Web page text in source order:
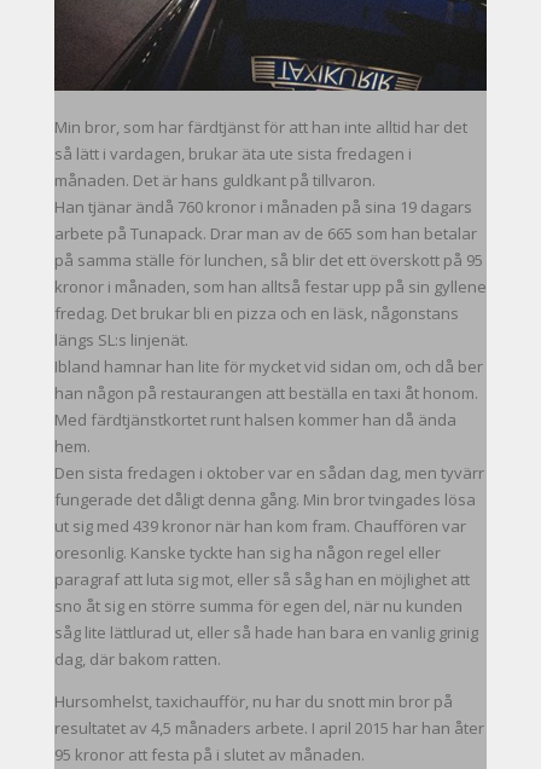
Min bror, som har färdtjänst för att han inte alltid har det
så lätt i vardagen, brukar äta ute sista fredagen i
månaden. Det är hans guldkant på tillvaron.
Han tjänar ändå 760 kronor i månaden på sina 19 dagars
arbete på Tunapack. Drar man av de 665 som han betalar
på samma ställe för lunchen, så blir det ett överskott på 95
kronor i månaden, som han alltså festar upp på sin gyllene
fredag. Det brukar bli en pizza och en läsk, någonstans
längs SL:s linjenät.
Ibland hamnar han lite för mycket vid sidan om, och då ber
han någon på restaurangen att beställa en taxi åt honom.
Med färdtjänstkortet runt halsen kommer han då ända
hem.
Den sista fredagen i oktober var en sådan dag, men tyvärr
fungerade det dåligt denna gång. Min bror tvingades lösa
ut sig med 439 kronor när han kom fram. Chauffören var
oresonlig. Kanske tyckte han sig ha någon regel eller
paragraf att luta sig mot, eller så såg han en möjlighet att
sno åt sig en större summa för egen del, när nu kunden
såg lite lättlurad ut, eller så hade han bara en vanlig grinig
dag, där bakom ratten.
Hursomhelst, taxichaufför, nu har du snott min bror på
resultatet av 4,5 månaders arbete. I april 2015 har han åter
95 kronor att festa på i slutet av månaden.